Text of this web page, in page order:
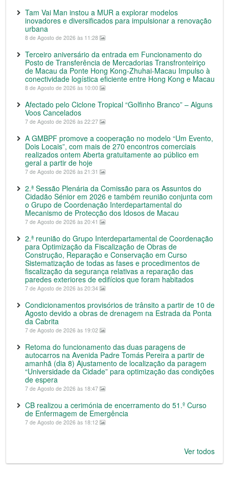
Tam Vai Man instou a MUR a explorar modelos
inovadores e diversificados para impulsionar a renovação
urbana
8 de Agosto de 2026 às 11:28
Terceiro aniversário da entrada em Funcionamento do
Posto de Transferência de Mercadorias Transfronteiriço
de Macau da Ponte Hong Kong-Zhuhai-Macau Impulso à
conectividade logística eficiente entre Hong Kong e Macau
8 de Agosto de 2026 às 10:00
Afectado pelo Ciclone Tropical “Golfinho Branco” – Alguns
Voos Cancelados
7 de Agosto de 2026 às 22:27
A GMBPF promove a cooperação no modelo “Um Evento,
Dois Locais”, com mais de 270 encontros comerciais
realizados ontem Aberta gratuitamente ao público em
geral a partir de hoje
7 de Agosto de 2026 às 21:31
2.ª Sessão Plenária da Comissão para os Assuntos do
Cidadão Sénior em 2026 e também reunião conjunta com
o Grupo de Coordenação Interdepartamental do
Mecanismo de Protecção dos Idosos de Macau
7 de Agosto de 2026 às 20:41
2.ª reunião do Grupo Interdepartamental de Coordenação
para Optimização da Fiscalização de Obras de
Construção, Reparação e Conservação em Curso
Sistematização de todas as fases e procedimentos de
fiscalização da segurança relativas a reparação das
paredes exteriores de edifícios que foram habitados
7 de Agosto de 2026 às 20:34
Condicionamentos provisórios de trânsito a partir de 10 de
Agosto devido a obras de drenagem na Estrada da Ponta
da Cabrita
7 de Agosto de 2026 às 19:02
Retoma do funcionamento das duas paragens de
autocarros na Avenida Padre Tomás Pereira a partir de
amanhã (dia 8) Ajustamento de localização da paragem
“Universidade da Cidade” para optimização das condições
de espera
7 de Agosto de 2026 às 18:47
CB realizou a cerimónia de encerramento do 51.º Curso
de Enfermagem de Emergência
7 de Agosto de 2026 às 18:12
Ver todos